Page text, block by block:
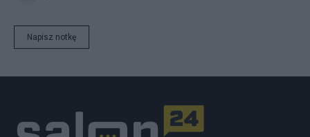
Napisz notkę